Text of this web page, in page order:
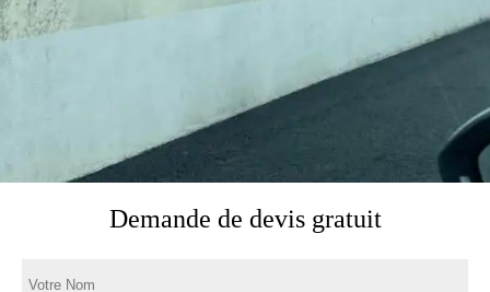
Demande de devis gratuit